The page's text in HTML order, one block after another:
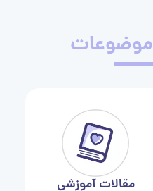
موضوعات
مقالات آموزشی